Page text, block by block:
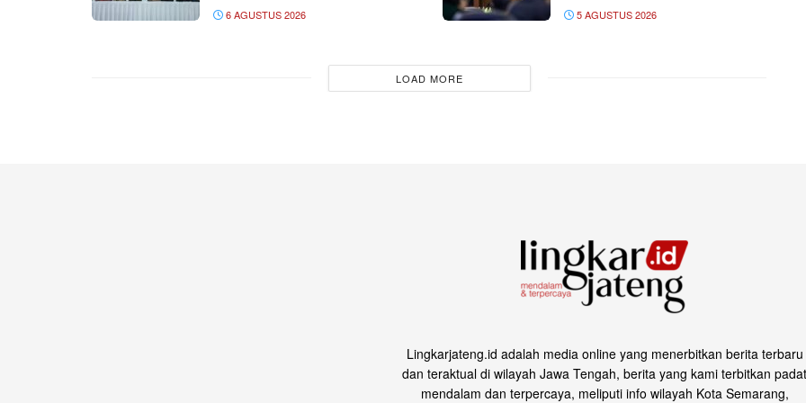
6 AGUSTUS 2026 5 AGUSTUS 2026
LOAD MORE
Lingkarjateng.id adalah media online yang menerbitkan berita terbaru
dan teraktual di wilayah Jawa Tengah, berita yang kami terbitkan padat
mendalam dan terpercaya, meliputi info wilayah Kota Semarang,